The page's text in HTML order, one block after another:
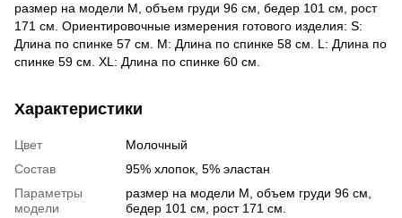
размер на модели М, объем груди 96 см, бедер 101 см, рост
171 см. Ориентировочные измерения готового изделия: S:
Длина по спинке 57 см. M: Длина по спинке 58 см. L: Длина по
спинке 59 см. ХL: Длина по спинке 60 см.
Характеристики
Цвет
Молочный
Состав
95% хлопок, 5% эластан
Параметры
модели
размер на модели М, объем груди 96 см,
бедер 101 см, рост 171 см.